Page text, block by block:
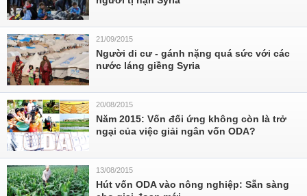
21/09/2015
Người di cư - gánh nặng quá sức với các
nước láng giềng Syria
20/08/2015
Năm 2015: Vốn đối ứng không còn là trở
ngại của việc giải ngân vốn ODA?
13/08/2015
Hút vốn ODA vào nông nghiệp: Sẵn sàng